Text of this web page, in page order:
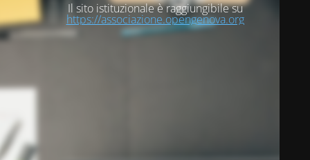
Il sito istituzionale è raggiungibile su
https://associazione.opengenova.org